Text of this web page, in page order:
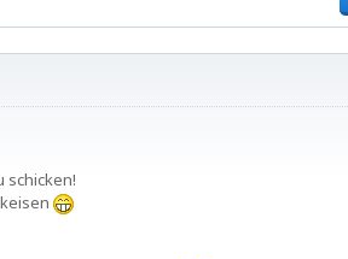
schicken!